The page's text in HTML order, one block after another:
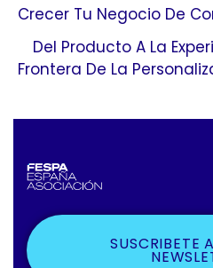
Crecer Tu Negocio De
Del Producto A La
Frontera De La
SUSCRIBETE